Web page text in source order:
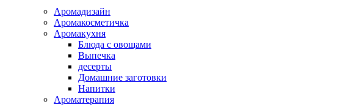
Аромадизайн
Аромакосметичка
Аромакухня
Блюда с овощами
Выпечка
десерты
Домашние заготовки
Напитки
Ароматерапия